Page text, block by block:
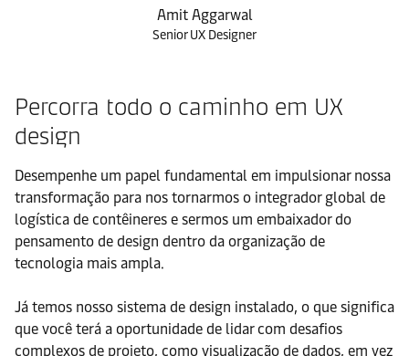
Amit Aggarwal
Senior UX Designer
Percorra todo o caminho em UX
design
Desempenhe um papel fundamental em impulsionar nossa
transformação para nos tornarmos o integrador global de
logística de contêineres e sermos um embaixador do
pensamento de design dentro da organização de
tecnologia mais ampla.
Já temos nosso sistema de design instalado, o que significa
que você terá a oportunidade de lidar com desafios
complexos de projeto, como visualização de dados, em vez